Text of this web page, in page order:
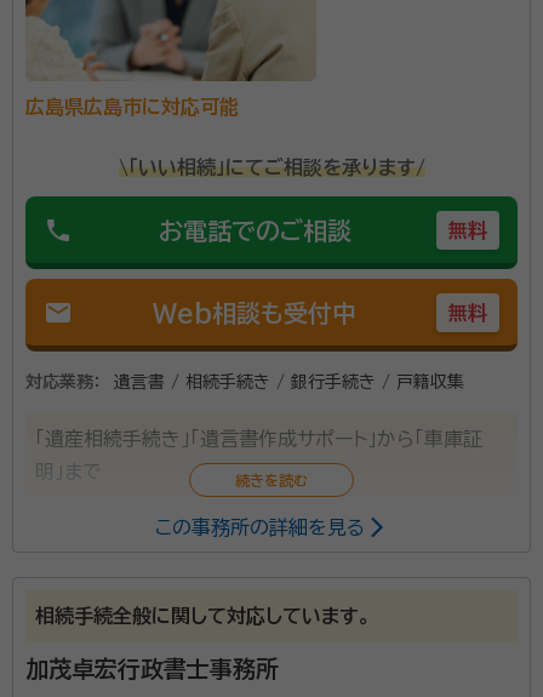
政書士・宅地建物取引士
経歴：
2020年行政書士登録
事務所口コミ（抜粋）：
面談の感想
もして貰った。年金制度に付いて詳しくないと言われ少し残念。
契約後の感想
メッセージでやり取りして貰って助かりました。今後、追加でお願いした
最大級の相続専門の行政書士事務所です。一般の方に
は馴染みのない遺産相続の手続きや遺言の作成等、敷
居が高いと感じているサービスを気軽で便利に利用で
きる事務所を目指しております。 初回は完全無料相談、
土曜日も営業、またお忙しい方へは日曜・祝日も無料相
階にスーツカンパニーがあるビル）にございますのでア
クセスも良いです。お車でお越しの方には90分の無料
広島県広島市に対応可能
\「いい相続」にてご相談を承ります/
phone お電話でのご相談 無料
mail Web相談も受付中 無料
対応業務： 遺言書 / 相続手続き / 銀行手続き / 戸籍収集
「遺産相続手続き」「遺言書作成サポート」から「車庫証
明」まで
この事務所の詳細を見る
相続手続全般に関して対応しています。
加茂卓宏行政書士事務所